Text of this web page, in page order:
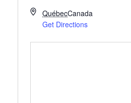
QuébecCanada
Get Directions